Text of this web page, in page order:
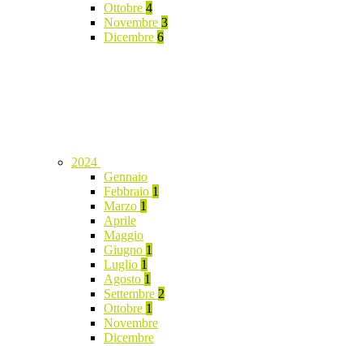
Ottobre 4
Novembre 3
Dicembre 6
2024
Gennaio
Febbraio 1
Marzo 1
Aprile
Maggio
Giugno 1
Luglio 1
Agosto 1
Settembre 2
Ottobre 1
Novembre
Dicembre